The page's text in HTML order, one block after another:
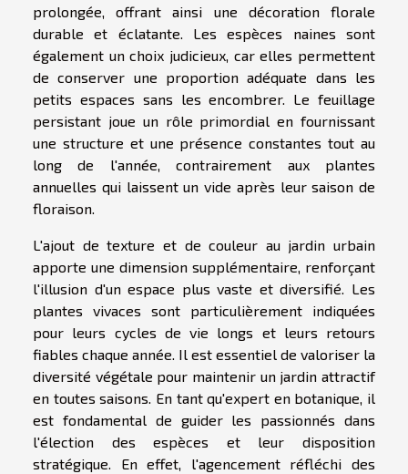
prolongée, offrant ainsi une décoration florale
durable et éclatante. Les espèces naines sont
également un choix judicieux, car elles permettent
de conserver une proportion adéquate dans les
petits espaces sans les encombrer. Le feuillage
persistant joue un rôle primordial en fournissant
une structure et une présence constantes tout au
long de l'année, contrairement aux plantes
annuelles qui laissent un vide après leur saison de
floraison.
L'ajout de texture et de couleur au jardin urbain
apporte une dimension supplémentaire, renforçant
l'illusion d'un espace plus vaste et diversifié. Les
plantes vivaces sont particulièrement indiquées
pour leurs cycles de vie longs et leurs retours
fiables chaque année. Il est essentiel de valoriser la
diversité végétale pour maintenir un jardin attractif
en toutes saisons. En tant qu'expert en botanique, il
est fondamental de guider les passionnés dans
l'élection des espèces et leur disposition
stratégique. En effet, l'agencement réfléchi des